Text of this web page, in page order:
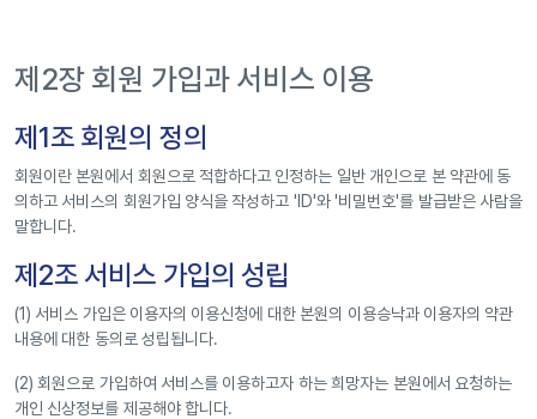
제2장 회원 가입과 서비스 이용
제1조 회원의 정의
회원이란 본원에서 회원으로 적합하다고 인정하는 일반 개인으로 본 약관에 동
의하고 서비스의 회원가입 양식을 작성하고 'ID'와 '비밀번호'를 발급받은 사람을
말합니다.
제2조 서비스 가입의 성립
(1) 서비스 가입은 이용자의 이용신청에 대한 본원의 이용승낙과 이용자의 약관
내용에 대한 동의로 성립됩니다.
(2) 회원으로 가입하여 서비스를 이용하고자 하는 희망자는 본원에서 요청하는
개인 신상정보를 제공해야 합니다.